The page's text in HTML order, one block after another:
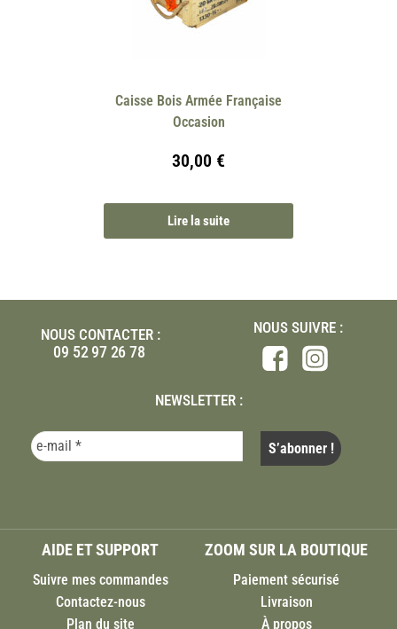
Caisse Bois Armée Française
Occasion
30,00 €
Lire la suite
NOUS CONTACTER :
09 52 97 26 78
NOUS SUIVRE :
NEWSLETTER :
AIDE ET SUPPORT
Suivre mes commandes
Contactez-nous
Plan du site
ZOOM SUR LA BOUTIQUE
Paiement sécurisé
Livraison
À propos